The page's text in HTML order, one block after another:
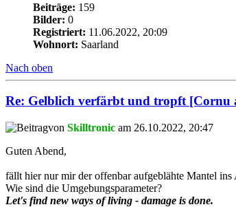
Beiträge: 159
Bilder: 0
Registriert: 11.06.2022, 20:09
Wohnort: Saarland
Nach oben
Re: Gelblich verfärbt und tropft [Cornu
von Skilltronic am 26.10.2022, 20:47
Guten Abend,
fällt hier nur mir der offenbar aufgeblähte Mantel ins
Wie sind die Umgebungsparameter?
Let's find new ways of living - damage is done.